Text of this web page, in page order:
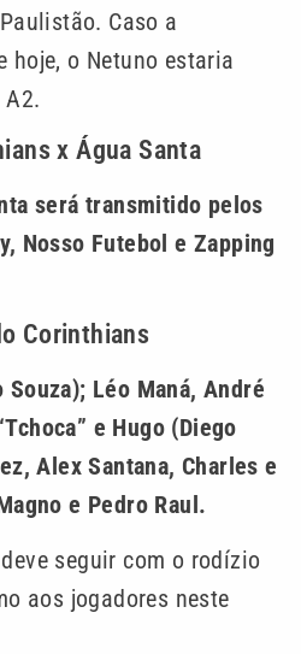
Caso a
hoje, o Netuno estaria
x Água Santa
será transmitido pelos
Nosso Futebol e Zapping
Corinthians
Léo Maná, André
e Hugo (Diego
Alex Santana, Charles e
e Pedro Raul.
seguir com o rodízio
aos jogadores neste